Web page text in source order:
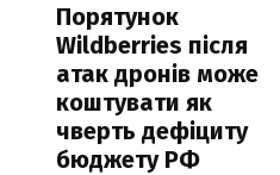
Порятунок
Wildberries після
атак дронів може
коштувати як
чверть дефіциту
бюджету РФ